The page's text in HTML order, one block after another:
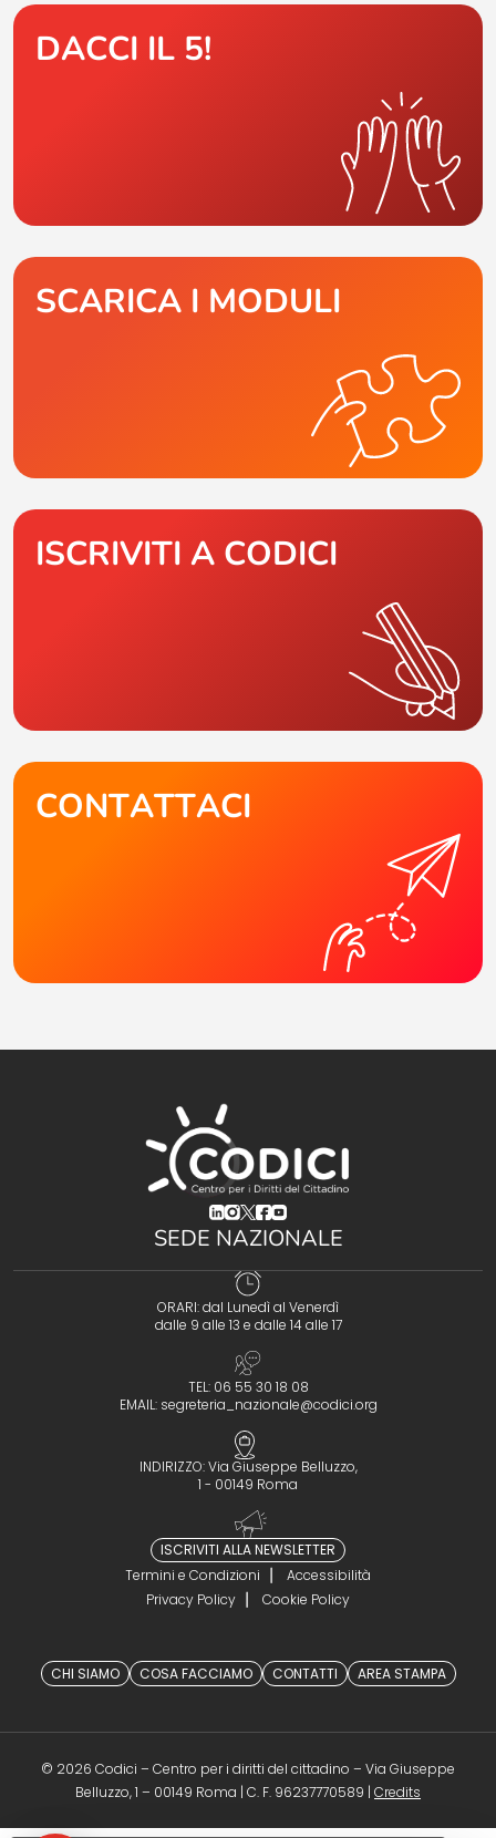
DACCI IL 5!
SCARICA I MODULI
ISCRIVITI A CODICI
CONTATTACI
(opens in a new tab)
(opens in a new tab)
(opens in a new tab)
(opens in a new tab)
(opens in a new tab)
SEDE NAZIONALE
ORARI: dal Lunedì al Venerdì
dalle 9 alle 13 e dalle 14 alle 17
TEL: 06 55 30 18 08
EMAIL: segreteria_nazionale@codici.org
INDIRIZZO: Via Giuseppe Belluzzo,
1 - 00149 Roma
ISCRIVITI ALLA NEWSLETTER
Termini e Condizioni
Accessibilità
Privacy Policy
Cookie Policy
CHI SIAMO COSA FACCIAMO CONTATTI AREA STAMPA
© 2026 Codici – Centro per i diritti del cittadino – Via Giuseppe
Belluzzo, 1 – 00149 Roma | C. F. 96237770589 | Credits